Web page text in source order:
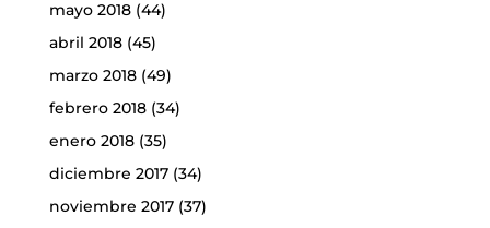
mayo 2018(44)
abril 2018(45)
marzo 2018(49)
febrero 2018(34)
enero 2018(35)
diciembre 2017(34)
noviembre 2017(37)